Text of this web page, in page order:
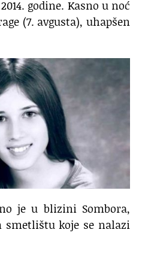
godine. Kasno u noć
(7. avgusta), uhapšen
je u blizini Sombora,
smetlištu koje se nalazi